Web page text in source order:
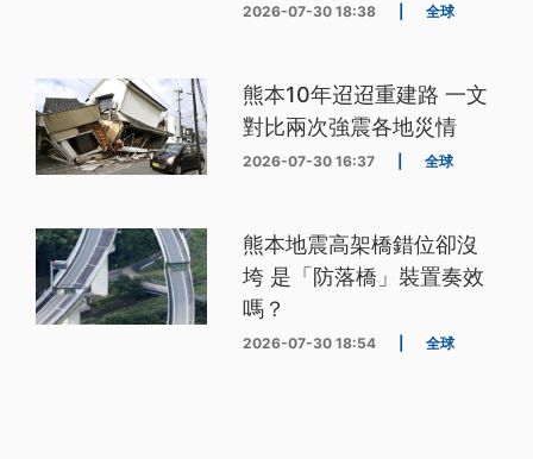
2026-07-30 18:38 全球
熊本10年迢迢重建路 一文
對比兩次強震各地災情
2026-07-30 16:37 全球
熊本地震高架橋錯位卻沒
垮 是「防落橋」裝置奏效
嗎？
2026-07-30 18:54 全球